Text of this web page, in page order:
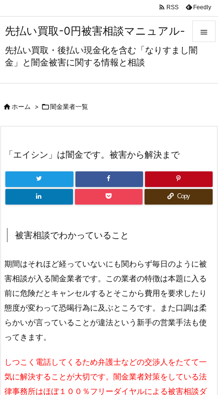
先払い買取-0円被害相談マニュアル-
先払い買取・後払い現金化を含む「なりすまし闇
金」と闇金被害に関する情報と相談

 RSS Feedly
 ホーム >  闇金業者一覧
「エイシン」は闇金です。被害から解決まで
Copy
被害相談でわかっていること
期間はそれほど経っていないにも関わらず毎日のように被
害相談が入る闇金業者です。この業者の特徴は本題に入る
前に危険だとキャンセルするとそこから費用を要求したり
態度が変わって恐喝行為に及ぶところです。また口調は柔
らかいが言っていることが違法という新手の営業手法も使
ってきます。
しつこく電話してくるため弁護士などの交渉人をたてて一
気に解決することが大切です。闇金業者対策をしている法
律事務所はほぼ１００％フリーダイヤルによる被害相談ダ